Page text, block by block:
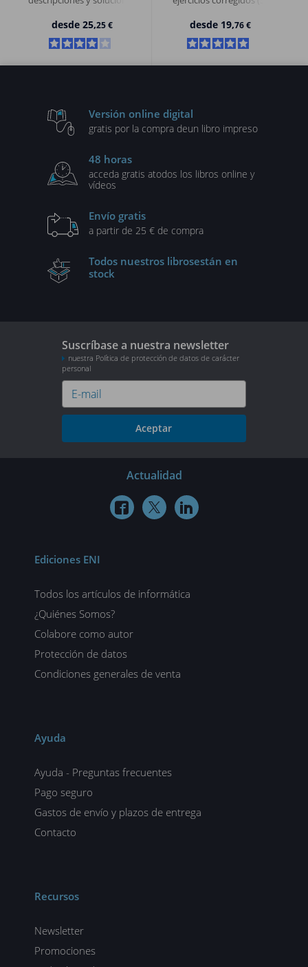
edición)
desde25,25 € desde 19,76 €
Versión online digital
gratis por la compra deun libro impreso
48 horas
acceda gratis atodos los libros online y
vídeos
Envío gratis
a partir de 25 € de compra
Todos nuestros librosestán en
stock
Suscríbase a nuestra newsletter
nuestra Política de protección de datos de carácter
personal
Aceptar
Actualidad
  
Ediciones ENI
Todos los artículos de informática
¿Quiénes Somos?
Colabore como autor
Protección de datos
Condiciones generales de venta
Ayuda
Ayuda - Preguntas frecuentes
Pago seguro
Gastos de envío y plazos de entrega
Contacto
Recursos
Newsletter
Promociones